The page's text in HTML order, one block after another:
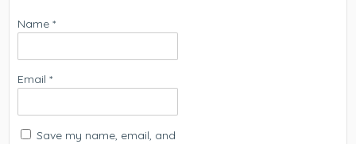
Name*
Email*
Save my name, email, and